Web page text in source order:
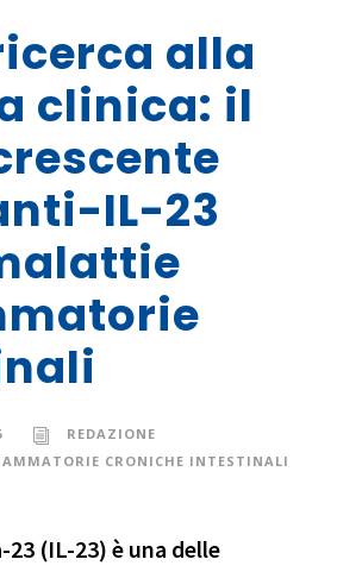
alla
clinica: il
IL-23
REDAZIONE
CRONICHE INTESTINALI
23 (IL-23) è una delle